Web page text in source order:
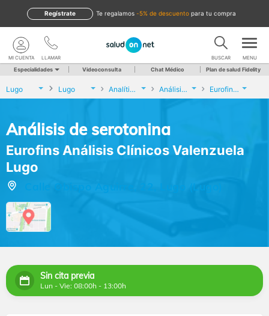
te regalamos -5% de descuento para tu compra
Regístrate
LLAMAR
MI CUENTA BUSCAR MENU
Especialidades Videoconsulta Chat Médico Plan de salud Fidelity
Lugo Lugo Analíticas y Genética Análisis de serotonina Eurofins Análisis Clínicos Valenzuela Lugo
Análisis de serotonina
Eurofins Análisis Clínicos Valenzuela
Lugo
Calle Obispo Aguirre, 22, Lugo (Lugo)
Sin cita previa
Lun - Vie: 08:00h - 13:00h